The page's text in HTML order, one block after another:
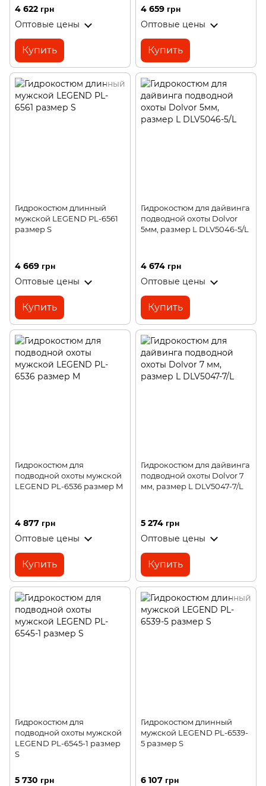
4 622 грн
Оптовые цены
Купить
4 659 грн
Оптовые цены
Купить
Гидрокостюм длинный
мужской LEGEND PL-6561
размер S
4 669 грн
Оптовые цены
Купить
Гидрокостюм для дайвинга
подводной охоты Dolvor
5мм, размер L DLV5046-5/L
4 674 грн
Оптовые цены
Купить
Гидрокостюм для
подводной охоты мужской
LEGEND PL-6536 размер M
4 877 грн
Оптовые цены
Купить
Гидрокостюм для дайвинга
подводной охоты Dolvor 7
мм, размер L DLV5047-7/L
5 274 грн
Оптовые цены
Купить
Гидрокостюм для
подводной охоты мужской
LEGEND PL-6545-1 размер
S
5 730 грн
Гидрокостюм длинный
мужской LEGEND PL-6539-
5 размер S
6 107 грн